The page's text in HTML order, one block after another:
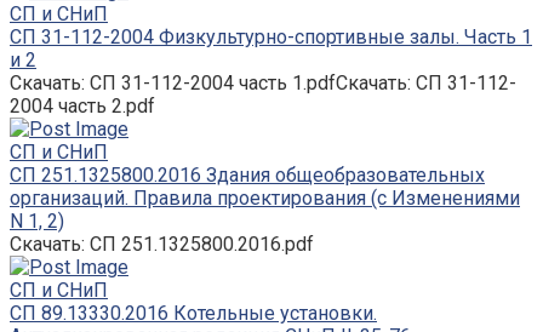
СП и СНиП
СП 31-112-2004 Физкультурно-спортивные залы. Часть 1
и 2
Скачать: СП 31-112-2004 часть 1.pdfСкачать: СП 31-112-
2004 часть 2.pdf
СП и СНиП
СП 251.1325800.2016 Здания общеобразовательных
организаций. Правила проектирования (с Изменениями
N 1, 2)
Скачать: СП 251.1325800.2016.pdf
СП и СНиП
СП 89.13330.2016 Котельные установки.